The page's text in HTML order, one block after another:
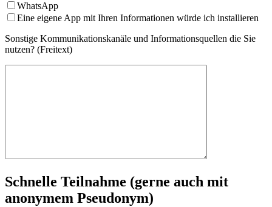
WhatsApp
Eine eigene App mit Ihren Informationen würde ich installieren
Sonstige Kommunikationskanäle und Informationsquellen die Sie
nutzen? (Freitext)
Schnelle Teilnahme (gerne auch mit
anonymem Pseudonym)